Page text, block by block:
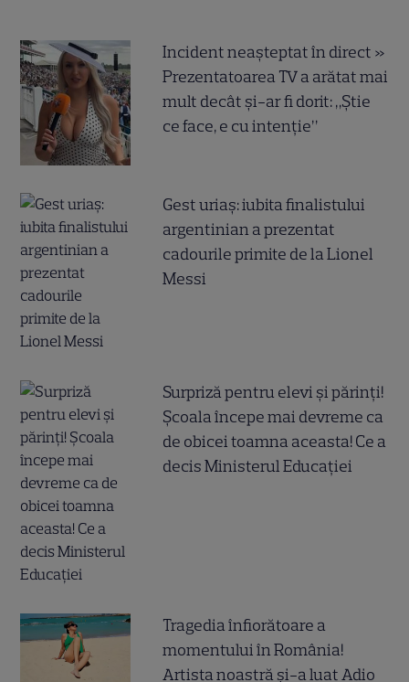
Incident neașteptat în direct »
Prezentatoarea TV a arătat mai
mult decât și-ar fi dorit: „Știe
ce face, e cu intenție”
Gest uriaș: iubita finalistului
argentinian a prezentat
cadourile primite de la Lionel
Messi
Surpriză pentru elevi și părinți!
Școala începe mai devreme ca
de obicei toamna aceasta! Ce a
decis Ministerul Educației
Tragedia înfiorătoare a
momentului în România!
Artista noastră și-a luat Adio